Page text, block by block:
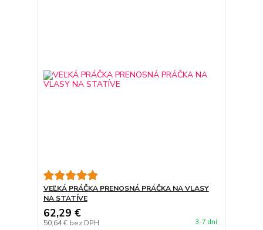
VEĽKÁ PRÁČKA PRENOSNÁ PRÁČKA NA VLASY
NA STATÍVE
62,29 €
50,64 € bez DPH 3-7 dní